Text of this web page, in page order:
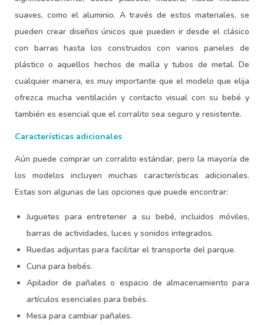
suaves, como el aluminio. A través de estos materiales, se
pueden crear diseños únicos que pueden ir desde el clásico
con barras hasta los construidos con varios paneles de
plástico o aquellos hechos de malla y tubos de metal. De
cualquier manera, es muy importante que el modelo que elija
ofrezca mucha ventilación y contacto visual con su bebé y
también es esencial que el corralito sea seguro y resistente.
Características adicionales
Aún puede comprar un corralito estándar, pero la mayoría de
los modelos incluyen muchas características adicionales.
Estas son algunas de las opciones que puede encontrar:
Juguetes para entretener a su bebé, incluidos móviles,
barras de actividades, luces y sonidos integrados.
Ruedas adjuntas para facilitar el transporte del parque.
Cuna para bebés.
Apilador de pañales o espacio de almacenamiento para
artículos esenciales para bebés.
Mesa para cambiar pañales.